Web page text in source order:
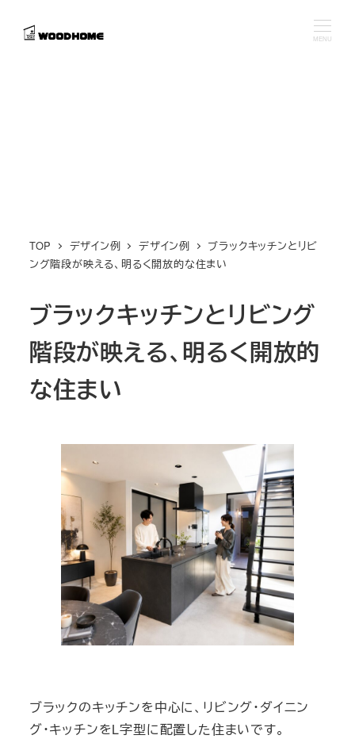
MENU
TOP デザイン例 デザイン例
ブラックキッチンとリビ
ング階段が映える、明るく開放的な住まい
ブラックキッチンとリビング
階段が映える、明るく開放的
な住まい
ブラックのキッチンを中心に、リビング・ダイニン
グ・キッチンをL字型に配置した住まいです。